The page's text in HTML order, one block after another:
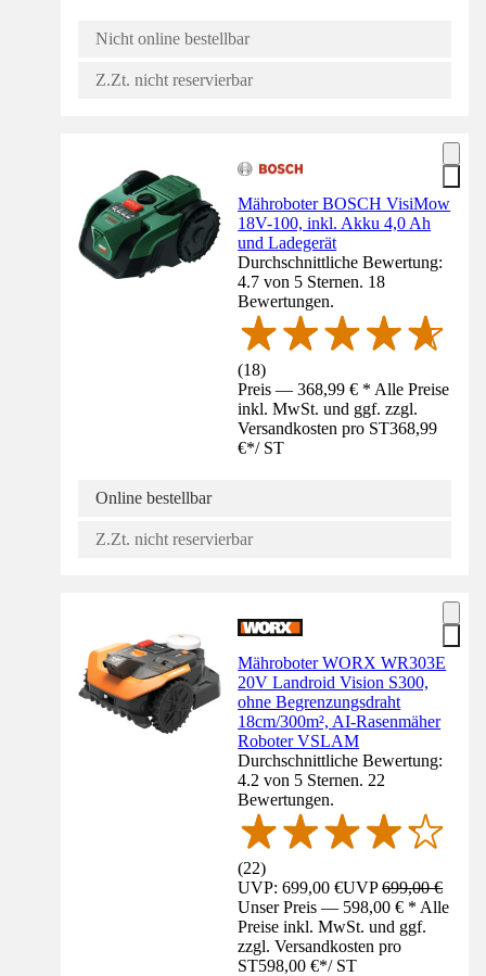
Nicht online bestellbar
Z.Zt. nicht reservierbar
Mähroboter BOSCH VisiMow
18V-100, inkl. Akku 4,0 Ah
und Ladegerät
Durchschnittliche Bewertung:
4.7 von 5 Sternen. 18
Bewertungen.
(18)
Preis — 368,99 € * Alle Preise
inkl. MwSt. und ggf. zzgl.
Versandkosten pro ST368,99
€*/ ST
Online bestellbar
Z.Zt. nicht reservierbar
Mähroboter WORX WR303E
20V Landroid Vision S300,
ohne Begrenzungsdraht
18cm/300m², AI-Rasenmäher
Roboter VSLAM
Durchschnittliche Bewertung:
4.2 von 5 Sternen. 22
Bewertungen.
(22)
UVP: 699,00 €UVP699,00 €
Unser Preis — 598,00 € * Alle
Preise inkl. MwSt. und ggf.
zzgl. Versandkosten pro
ST598,00 €*/ ST